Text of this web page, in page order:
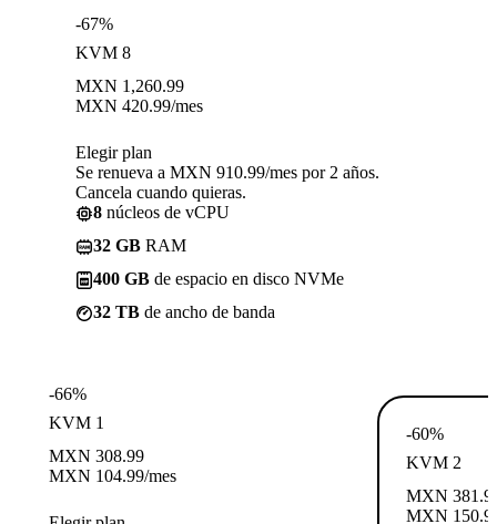
-67%
KVM 8
MXN 1,260.99
MXN 420.99/mes
Elegir plan
Se renueva a MXN 910.99/mes por 2 años.
Cancela cuando quieras.
8 núcleos de vCPU
32 GB RAM
400 GB de espacio en disco NVMe
32 TB de ancho de banda
-66%
KVM 1
MXN 308.99
MXN 104.99/mes
-60%
KVM 2
MXN
MXN